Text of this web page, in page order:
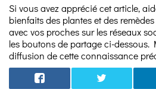
Si vous avez apprécié cet article,
bienfaits des plantes et des
avec vos proches sur les réseaux
les boutons de partage ci-dessous.
diffusion de cette connaissance